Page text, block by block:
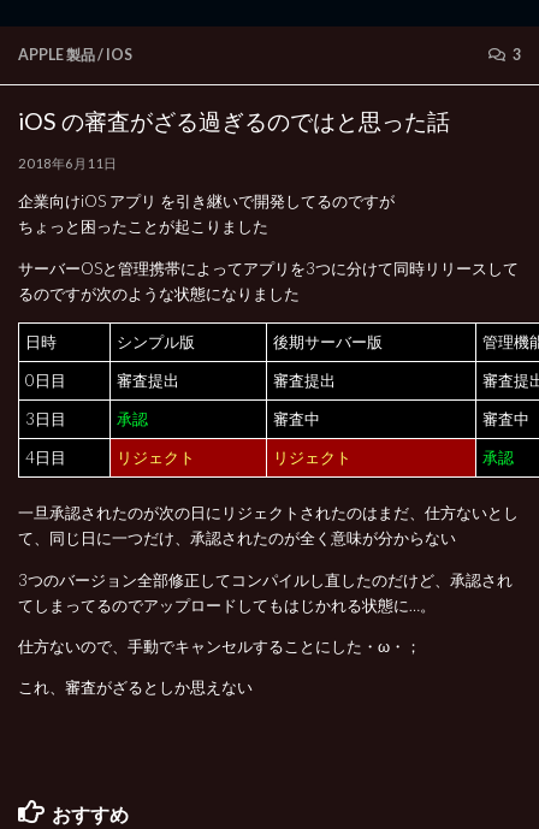
APPLE 製品/ IOS 3
iOS の審査がざる過ぎるのではと思った話
2018年6月11日
企業向けiOS アプリ を引き継いで開発してるのですが
ちょっと困ったことが起こりました
サーバーOSと管理携帯によってアプリを3つに分けて同時リリースして
るのですが次のような状態になりました
日時 シンプル版 後期サーバー版
管理機
0日目
審査提出 審査提出
審査提
3日目
承認 審査中
審査中
4日目
リジェクト リジェクト 承認
一旦承認されたのが次の日にリジェクトされたのはまだ、仕方ないとし
て、同じ日に一つだけ、承認されたのが全く意味が分からない
3つのバージョン全部修正してコンパイルし直したのだけど、承認され
てしまってるのでアップロードしてもはじかれる状態に…。
仕方ないので、手動でキャンセルすることにした・ω・；
これ、審査がざるとしか思えない
おすすめ